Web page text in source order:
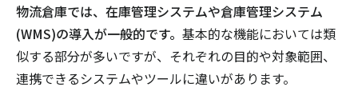
物流倉庫では、在庫管理システムや倉庫管理システム
(WMS)の導入が一般的です。 基本的な機能においては類
似する部分が多いですが、それぞれの目的や対象範囲、
連携できるシステムやツールに違いがあります。